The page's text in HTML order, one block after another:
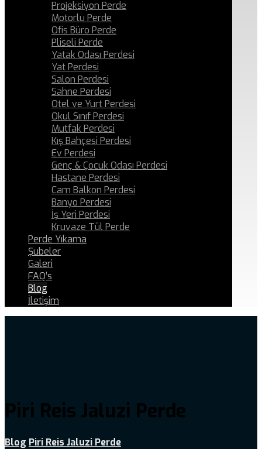
Projeksiyon Perde
Motorlu Perde
Ofis Büro Perde
Pliseli Perde
Yatak Odası Perdesi
Yat Perdesi
Salon Perdesi
Sahne Perdesi
Otel ve Yurt Perdesi
Okul Sınıf Perdesi
Mutfak Perdesi
Kış Bahçesi Perdesi
Ev Perdesi
Genç & Çocuk Odası Perdesi
Hastane Perdesi
Cam Balkon Perdesi
Banyo Perdesi
İş Yeri Perdesi
Kruvaze Tül Perde
Perde Yıkama
Şubeler
Galeri
FAQ’s
Blog
İletişim
Piri Reis Jaluzi Perde
Blog Piri Reis Jaluzi Perde